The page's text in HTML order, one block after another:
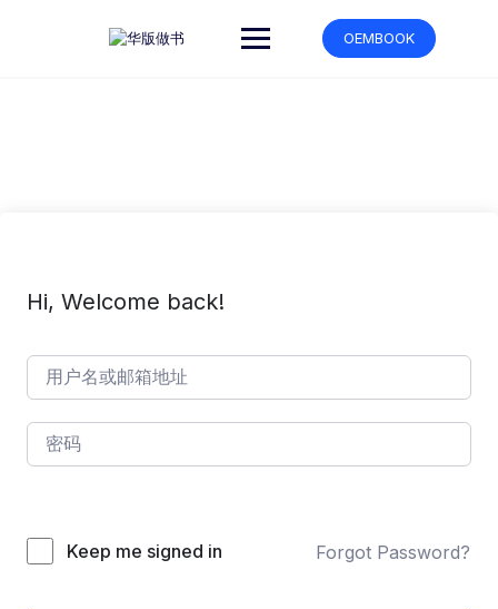
OEMBOOK
Hi, Welcome back!
Keep me signed in Forgot Password?